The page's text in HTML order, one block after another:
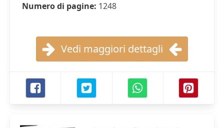
Numero di pagine: 1248
Vedi maggiori dettagli